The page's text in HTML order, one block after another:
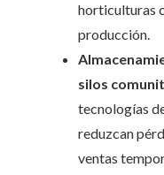
horticulturas
producción.
silos
tecnologías
reduzcan
ventas